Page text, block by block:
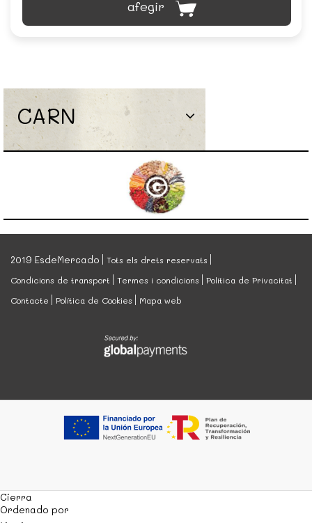
afegir
CARN
2019 EsdeMercado
Tots els drets reservats
Condicions de transport
Termes i condicions
Política de Privacitat
Contacte
Política de Cookies Mapa web
Cierra
Ordenado por